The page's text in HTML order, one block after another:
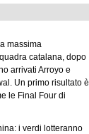
massima
catalana, dopo
arrivati Arroyo e
Un primo risultato è
le Final Four di
i verdi lotteranno